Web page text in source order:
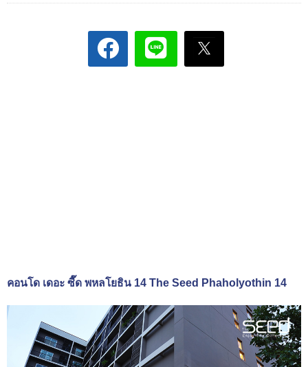
คอนโด เดอะ ซี๊ด พหลโยธิน 14 The Seed Phaholyothin 14